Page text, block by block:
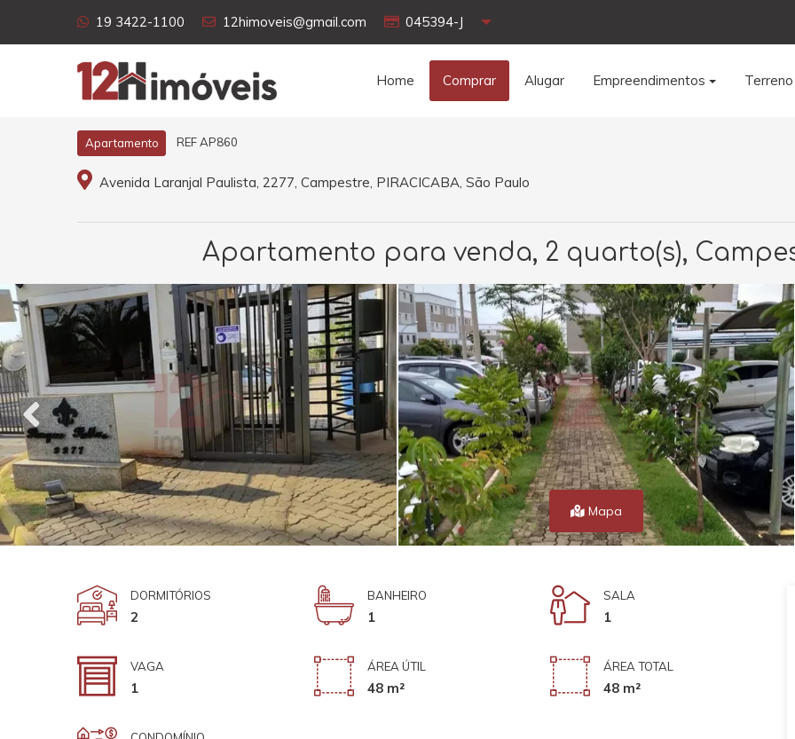
19 3422-1100 12himoveis@gmail.com 045394-J
Home Comprar Alugar Empreendimentos
Apartamento REF AP860
Avenida Laranjal Paulista, 2277, Campestre, PIRACICABA, São Paulo
Apartamento para venda, 2 quarto(s),
Mapa
DORMITÓRIOS
2
BANHEIRO
1
SALA
1
VAGA
1
ÁREA ÚTIL
48 m²
ÁREA TOTAL
48 m²